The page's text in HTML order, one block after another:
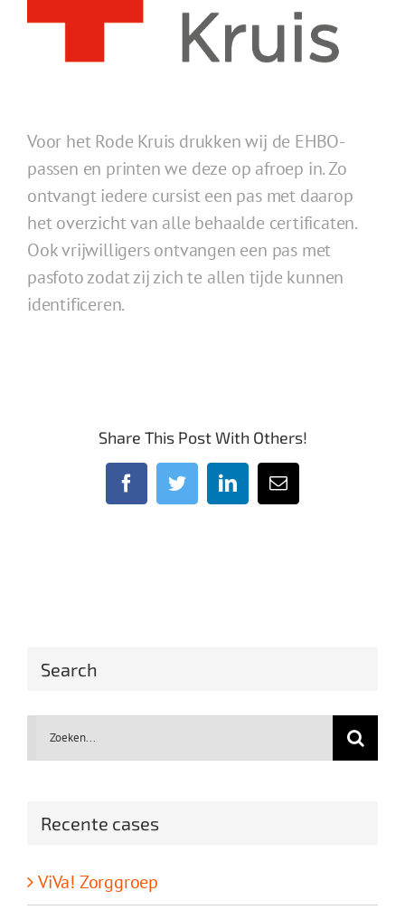
Voor het Rode Kruis drukken wij de EHBO-
passen en printen we deze op afroep in. Zo
ontvangt iedere cursist een pas met daarop
het overzicht van alle behaalde certificaten.
Ook vrijwilligers ontvangen een pas met
pasfoto zodat zij zich te allen tijde kunnen
identificeren.
Share This Post With Others!
FacebookTwitterLinkedIn
E-
mail
Search
Zoeken
naar:
Recente cases
ViVa! Zorggroep